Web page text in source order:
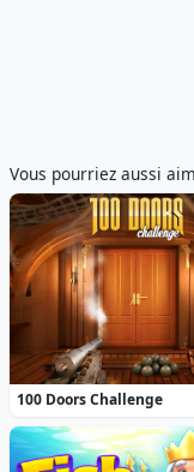
Vous pourriez aussi
100 Doors Challenge